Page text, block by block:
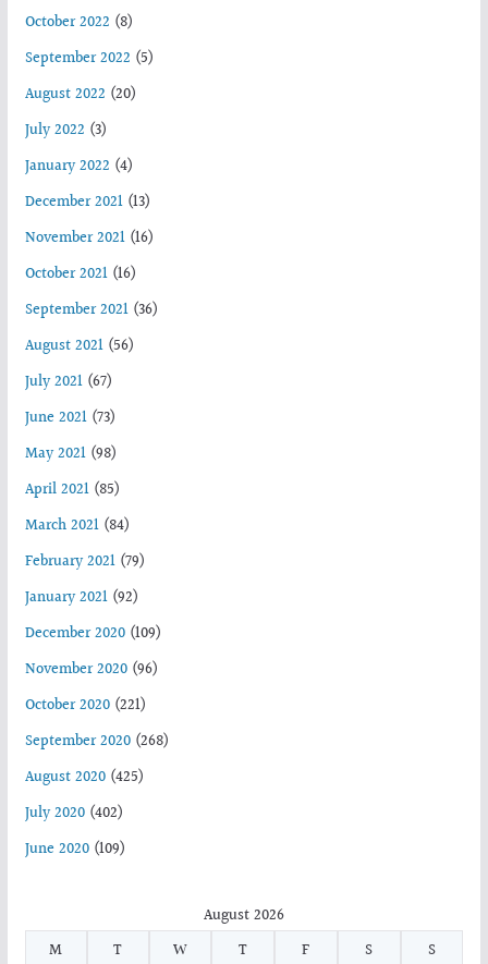
October 2022 (8)
September 2022 (5)
August 2022 (20)
July 2022 (3)
January 2022 (4)
December 2021(13)
November 2021(16)
October 2021(16)
September 2021(36)
August 2021(56)
July 2021(67)
June 2021(73)
May 2021(98)
April 2021(85)
March 2021(84)
February 2021(79)
January 2021(92)
December 2020(109)
November 2020(96)
October 2020(221)
September 2020(268)
August 2020(425)
July 2020(402)
June 2020(109)
August 2026
M
T W T F S
S